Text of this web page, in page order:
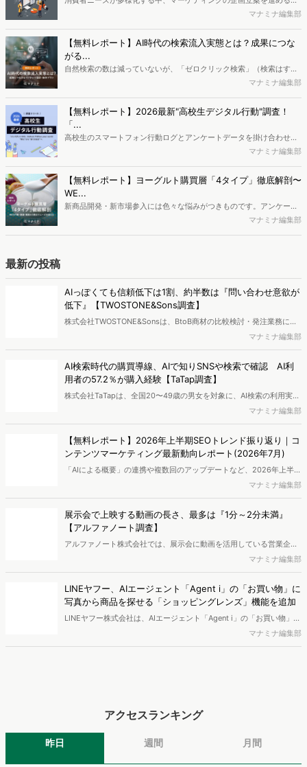
で、競合分析や消費者分析の重要性がより高まっています。Web行動
データを活用し、Web上の消費者行動を起点とした競合サイト分析や
消費者分析が可能です。今回はDockpitならではの利便性の高い機能
や活用方法を解説します。
マナミナ編集部
【無料レポート】AI時代の検索流入実態とは？成果につな
がる...
自然検索の数は減っていないが、「ゼロクリック検索」（検索はする
がページには流入しない）の割合が増加しているのが、AI時代の検索
か、また、要因を理解した上で、成果に確実につながるコンテンツを
制作するにはどうするべきなのでしょうか。本レポートはこのような
疑問をお抱えのSEO・Webマーケティングご担当者様におすすめの内
容となっています。※本レポートは記事のフォームから無料でダウン
マナミナ編集部
【無料レポート】2026最新"高校生デジタル行動"調査！
「...
高校生のスマートフォン行動ログとアンケートデータを掛け合わせ、
最新の若年層（高校生）におけるデジタル行動実態やSNSの利用傾向
ち、スマートフォンを取り巻く環境が成熟するなか、新興SNSの台頭
により高校生のデジタルライフスタイルは新たな変化を見せていま
す。※資料は記事内の入力フォームより、ダウンロードいただけま
マナミナ編集部
【無料レポート】ヨーグルト購買層「4タイプ」徹底解剖〜
WE...
新商品開発・新市場参入には色々な悩みがつきものです。アンケート
調査を実施しても、購買実態が不透明、新商品の受容性も判断しきれ
ポートとなっています。※本レポートは記事のフォームから無料でダ
ウンロードできます。
マナミナ編集部
最新の投稿
AIっぽくても信頼低下は1割、約半数は『問い合わせ意欲が
低下』【TWOSTONE&Sons調査】
株式会社TWOSTONE&Sonsは、BtoB商材の比較検討・発注業務に携
わる担当者を対象に、コンテンツのAIっぽさに関する意識調査を実施
し、結果を公開しました。
マナミナ編集部
AI検索時代の購買導線、AIで知りSNSや検索で確認 AI利
用者の57.2％が購入経験【TaTap調査】
株式会社TaTapは、全国20〜49歳の男女を対象に、AI検索の利用実態
と、AIで知った商品をどこで確かめているかを調査し、結果を公開し
ました。
マナミナ編集部
【無料レポート】2026年上半期SEOトレンド振り返り｜コ
ンテンツマーケティング最新動向レポート(2026年7月)
「AIによる概要」の連携や複数回のアップデートなど、2026年上半期
のSEO領域には変化がありました。また生成AI利用は約1.6倍に伸長
し、最多のChatGPTを追う形でGeminiも15.1%へ拡大するなど、ユー
ザーの選択肢の多様化が進んでいます。WebマーケターやSEO担当者
必見の2026年上半期概要です。※本レポートは記事のフォームから無
料でDLできます。また、レポートをDLしていただいた方には特典も
ご用意しております。
マナミナ編集部
展示会で上映する動画の長さ、最多は『1分～2分未満』
【アルファノート調査】
アルファノート株式会社では、展示会に動画を活用している営業企
画・マーケティング担当者を対象に、展示会における動画活用の実態
調査を実施し、結果を公開しました。
マナミナ編集部
LINEヤフー、AIエージェント「Agent i」の「お買い物」に
写真から商品を探せる「ショッピングレンズ」機能を追加
LINEヤフー株式会社は、AIエージェント「Agent i」の「お買い物」エ
ージェントにおいて、写真から商品を探せる「ショッピングレンズ」
の機能を提供開始したことを発表しました。
マナミナ編集部
アクセスランキング
昨日 週間 月間